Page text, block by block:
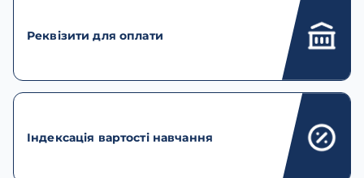
Реквізити для оплати
Індексація вартості навчання